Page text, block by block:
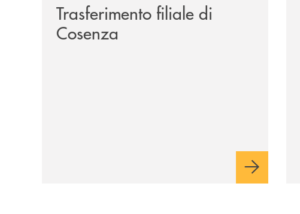
Trasferimento filiale di
Cosenza